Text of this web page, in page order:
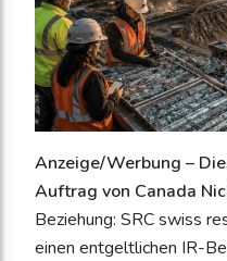
Anzeige/Werbung –
Auftrag von Canada
Beziehung: SRC swiss
einen entgeltlichen IR-